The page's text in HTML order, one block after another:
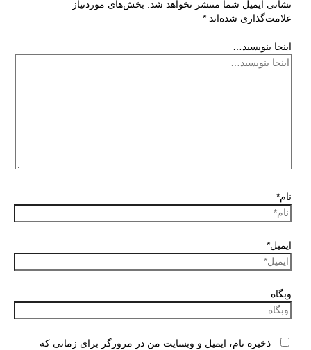
نشانی ایمیل شما منتشر نخواهد شد. بخش‌های موردنیاز
علامت‌گذاری شده‌اند *
اینجا بنویسید…
نام*
ایمیل*
وبگاه
ذخیره نام، ایمیل و وبسایت من در مرورگر برای زمانی که